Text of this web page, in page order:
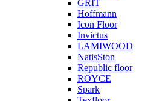
GRIT
Hoffmann
Icon Floor
Invictus
LAMIWOOD
NatisSton
Republic floor
ROYCE
Spark